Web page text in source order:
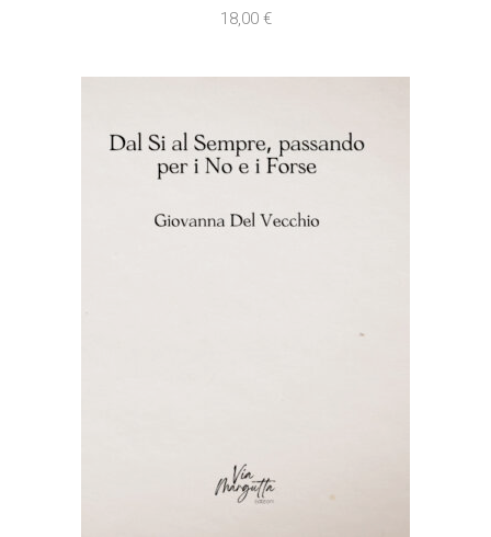
18,00 €